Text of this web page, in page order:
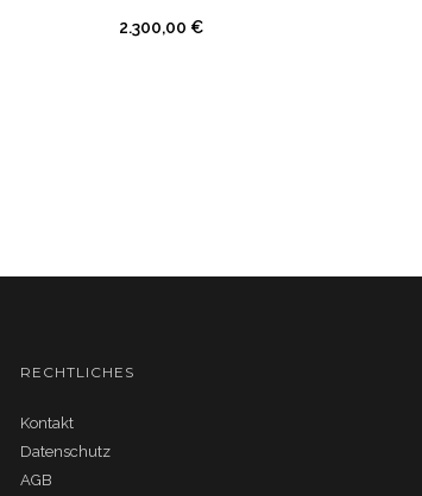
2.300,00 €
RECHTLICHES
Kontakt
Datenschutz
AGB